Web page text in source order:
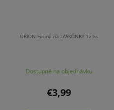
ORION Forma na LASKONKY 12 ks
Dostupné na objednávku
€3,99